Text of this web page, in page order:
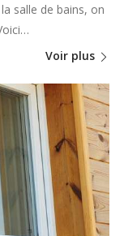
salle de bains, on
Voir plus